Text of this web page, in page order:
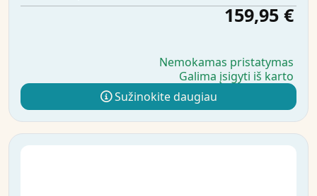
159,95 €
Nemokamas pristatymas
Galima įsigyti iš karto
Sužinokite daugiau